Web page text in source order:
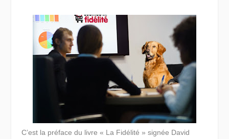
C’est la préface du livre « La Fidélité » signée David